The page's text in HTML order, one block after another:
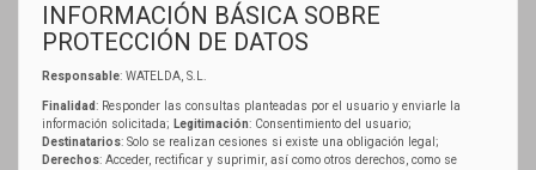
INFORMACIÓN BÁSICA SOBRE
PROTECCIÓN DE DATOS
Responsable: WATELDA, S.L.
Finalidad: Responder las consultas planteadas por el usuario y enviarle la
información solicitada; Legitimación: Consentimiento del usuario;
Destinatarios: Solo se realizan cesiones si existe una obligación legal;
Derechos: Acceder, rectificar y suprimir, así como otros derechos, como se